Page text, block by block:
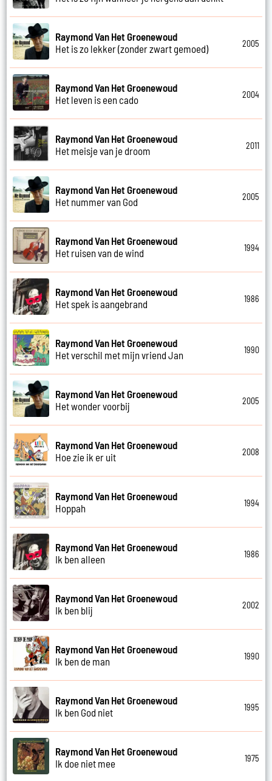
Raymond Van Het Groenewoud
Het is zo lekker (zonder zwart gemoed)
2005
Raymond Van Het Groenewoud
Het leven is een cado
2004
Raymond Van Het Groenewoud
Het meisje van je droom
2011
Raymond Van Het Groenewoud
Het nummer van God
2005
Raymond Van Het Groenewoud
Het ruisen van de wind
1994
Raymond Van Het Groenewoud
Het spek is aangebrand
1986
Raymond Van Het Groenewoud
Het verschil met mijn vriend Jan
1990
Raymond Van Het Groenewoud
Het wonder voorbij
2005
Raymond Van Het Groenewoud
Hoe zie ik er uit
2008
Raymond Van Het Groenewoud
Hoppah
1994
Raymond Van Het Groenewoud
Ik ben alleen
1986
Raymond Van Het Groenewoud
Ik ben blij
2002
Raymond Van Het Groenewoud
Ik ben de man
1990
Raymond Van Het Groenewoud
Ik ben God niet
1995
Raymond Van Het Groenewoud
Ik doe niet mee
1975